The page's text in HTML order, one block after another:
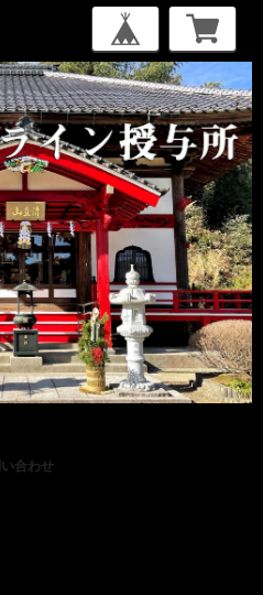
合わせ